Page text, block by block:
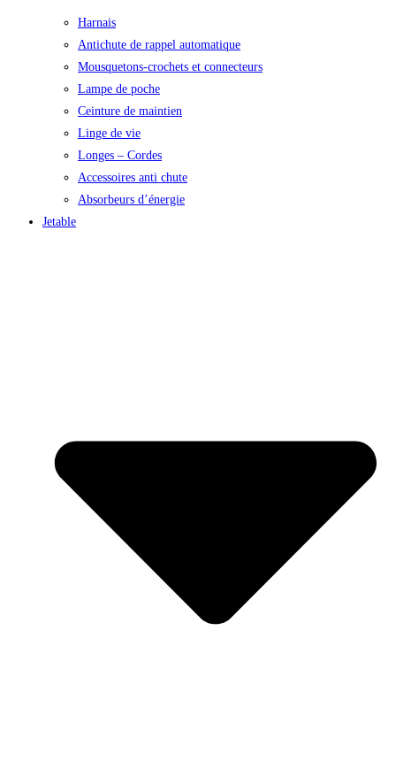
Harnais
Antichute de rappel automatique
Mousquetons-crochets et connecteurs
Lampe de poche
Ceinture de maintien
Linge de vie
Longes – Cordes
Accessoires anti chute
Absorbeurs d’énergie
Jetable